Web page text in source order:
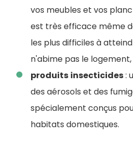
vos meubles et vos
est très efficace même
les plus difficiles à
n'abime pas le logement,
produits insecticides:
des aérosols et des
spécialement conçus
habitats domestiques.